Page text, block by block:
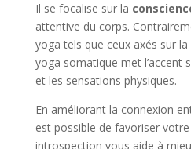
Il se focalise sur la
attentive du corps.
yoga tels que ceux axés sur
yoga somatique met l’accent
et les sensations physiques.
En améliorant la connexion
est possible de favoriser
introspection vous aide à